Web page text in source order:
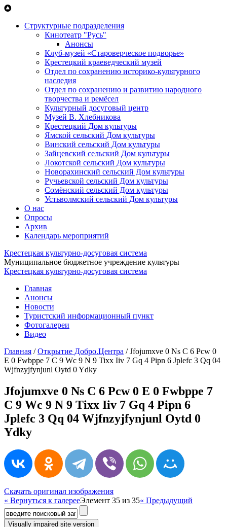
Перейти к основному содержанию
Структурные подразделения
Кинотеатр "Русь"
Анонсы
Клуб-музей «Староверческое подворье»
Крестецкий краеведческий музей
Отдел по сохранению историко-культурного
наследия
Отдел по сохранению и развитию народного
творчества и ремёсел
Культурный досуговый центр
Музей В. Хлебникова
Крестецкий Дом культуры
Ямской сельский Дом культуры
Винский сельский Дом культуры
Зайцевский сельский Дом культуры
Локотской сельский Дом культуры
Новорахинский сельский Дом культуры
Ручьевской сельский Дом культуры
Сомёнский сельский Дом культуры
Устьволмский сельский Дом культуры
О нас
Опросы
Архив
Календарь мероприятий
Крестецкая культурно-досуговая система
Муниципальное бюджетное учреждение культуры
Крестецкая культурно-досуговая система
Главная
Анонсы
Новости
Туристский информационный пункт
Фотогалереи
Видео
Главная /Открытие Добро.Центра /Jfojumxve 0 Ns C 6 Pcw 0
E 0 Fwbppe 7 C 9 Wc 9 N 9 Tixx Iiv 7 Gq 4 Pipn 6 Jplefc 3 Qq 04
Wjfnzyjfynjunl Oytd 0 Ydky
Jfojumxve 0 Ns C 6 Pcw 0 E 0 Fwbppe 7
C 9 Wc 9 N 9 Tixx Iiv 7 Gq 4 Pipn 6
Jplefc 3 Qq 04 Wjfnzyjfynjunl Oytd 0
Ydky
Скачать оригинал изображения
« Вернуться к галерееЭлемент 35 из 35« Предыдущий
Форма поиска